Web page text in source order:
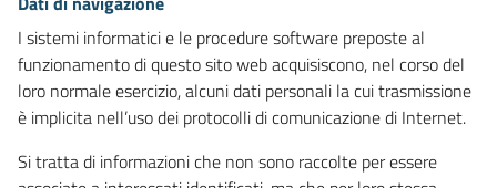
I sistemi informatici e le procedure software preposte al
funzionamento di questo sito web acquisiscono, nel corso del
loro normale esercizio, alcuni dati personali la cui trasmissione
è implicita nell’uso dei protocolli di comunicazione di Internet.
Si tratta di informazioni che non sono raccolte per essere